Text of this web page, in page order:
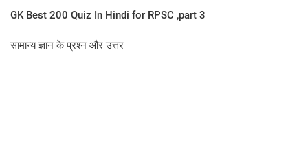
GK Best 200 Quiz In Hindi for RPSC ,part 3
सामान्य ज्ञान के प्रश्न और उत्तर